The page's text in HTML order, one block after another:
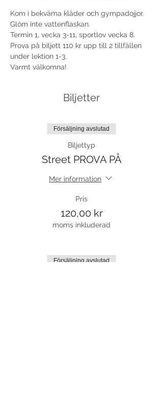
Kom i bekväma kläder och gympadojjor.
Glöm inte vattenflaskan.
Termin 1, vecka 3-11, sportlov vecka 8.
Prova på biljett 110 kr upp till 2 tillfällen
under lektion 1-3.
Varmt välkomna!
Biljetter
Försäljning avslutad
Biljettyp
Street PROVA PÅ
Mer information
Pris
120,00 kr
moms inkluderad
Försäljning avslutad